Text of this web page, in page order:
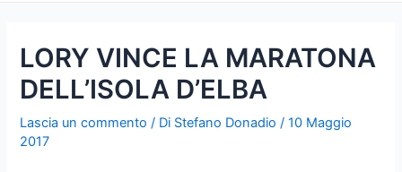
LORY VINCE LA MARATONA
DELL’ISOLA D’ELBA
Lascia un commento / Di Stefano Donadio/10 Maggio
2017